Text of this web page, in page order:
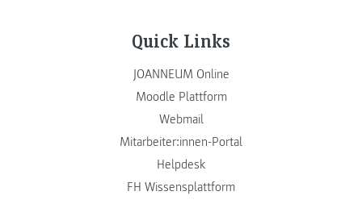
Quick Links
JOANNEUM Online
Moodle Plattform
Webmail
Mitarbeiter:innen-Portal
Helpdesk
FH Wissensplattform